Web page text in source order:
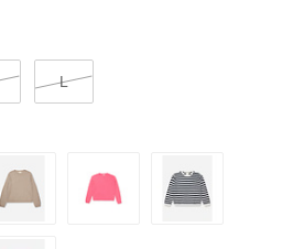
L